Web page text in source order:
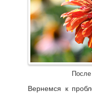
Вернемся к